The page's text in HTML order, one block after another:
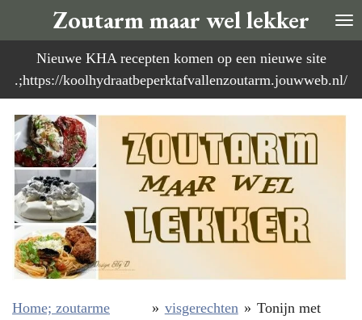
direct
naar
de
Zoutarm maar wel lekker
Nieuwe KHA recepten komen op een nieuwe site
.;https://koolhydraatbeperktafvallenzoutarm.jouwweb.nl/
Home; zoutarme
» visgerechten » Tonijn met